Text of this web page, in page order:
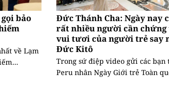
bảo
về Lạm
Đức Thánh Cha: Ngày nay
rất nhiều người cần chứng
vui tươi của người trẻ say
Đức Kitô
Trong sứ điệp video gửi các bạn
Peru nhân Ngày Giới trẻ Toàn